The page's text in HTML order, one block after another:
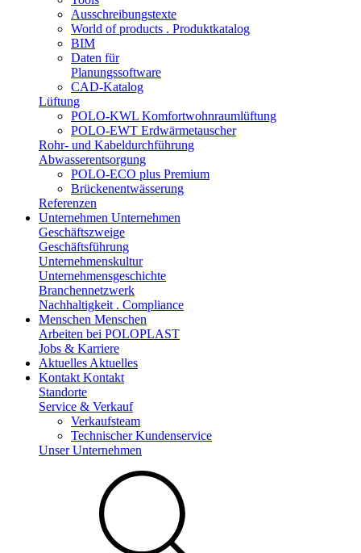
Ausschreibungstexte
World of products . Produktkatalog
BIM
Daten für
Planungssoftware
CAD-Katalog
Lüftung
POLO-KWL Komfortwohnraumlüftung
POLO-EWT Erdwärmetauscher
Rohr- und Kabeldurchführung
Abwasserentsorgung
POLO-ECO plus Premium
Brückenentwässerung
Referenzen
Unternehmen Unternehmen
Geschäftszweige
Geschäftsführung
Unternehmenskultur
Unternehmensgeschichte
Branchennetzwerk
Nachhaltigkeit . Compliance
Menschen Menschen
Arbeiten bei POLOPLAST
Jobs & Karriere
Aktuelles Aktuelles
Kontakt Kontakt
Standorte
Service & Verkauf
Verkaufsteam
Technischer Kundenservice
Unser Unternehmen